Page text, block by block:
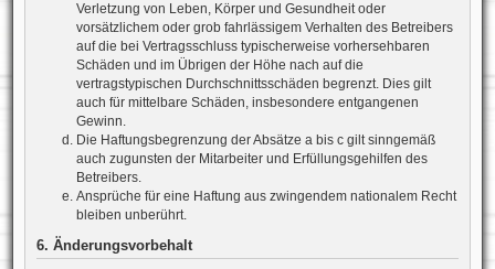
Verletzung von Leben, Körper und Gesundheit oder
vorsätzlichem oder grob fahrlässigem Verhalten des Betreibers
auf die bei Vertragsschluss typischerweise vorhersehbaren
Schäden und im Übrigen der Höhe nach auf die
vertragstypischen Durchschnittsschäden begrenzt. Dies gilt
auch für mittelbare Schäden, insbesondere entgangenen
Gewinn.
Die Haftungsbegrenzung der Absätze a bis c gilt sinngemäß
auch zugunsten der Mitarbeiter und Erfüllungsgehilfen des
Betreibers.
Ansprüche für eine Haftung aus zwingendem nationalem Recht
bleiben unberührt.
6. Änderungsvorbehalt